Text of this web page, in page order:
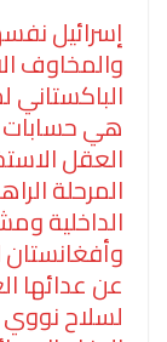
إسرائيل
والمخاوف
الباكستاني
هي حسابات
العقل
المرحلة
الداخلية
وأفغانستان
عن عدائها
لسلاح